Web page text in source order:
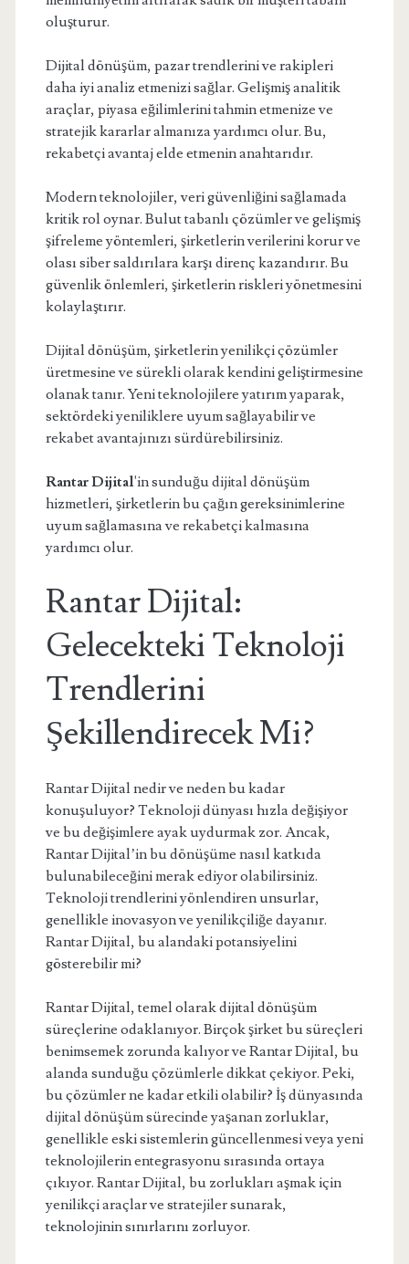
oluşturur.
Dijital dönüşüm, pazar trendlerini ve rakipleri
daha iyi analiz etmenizi sağlar. Gelişmiş analitik
araçlar, piyasa eğilimlerini tahmin etmenize ve
stratejik kararlar almanıza yardımcı olur. Bu,
rekabetçi avantaj elde etmenin anahtarıdır.
Modern teknolojiler, veri güvenliğini sağlamada
kritik rol oynar. Bulut tabanlı çözümler ve gelişmiş
şifreleme yöntemleri, şirketlerin verilerini korur ve
olası siber saldırılara karşı direnç kazandırır. Bu
güvenlik önlemleri, şirketlerin riskleri yönetmesini
kolaylaştırır.
Dijital dönüşüm, şirketlerin yenilikçi çözümler
üretmesine ve sürekli olarak kendini geliştirmesine
olanak tanır. Yeni teknolojilere yatırım yaparak,
sektördeki yeniliklere uyum sağlayabilir ve
rekabet avantajınızı sürdürebilirsiniz.
Rantar Dijital'in sunduğu dijital dönüşüm
hizmetleri, şirketlerin bu çağın gereksinimlerine
uyum sağlamasına ve rekabetçi kalmasına
yardımcı olur.
Rantar Dijital:
Gelecekteki Teknoloji
Trendlerini
Şekillendirecek Mi?
Rantar Dijital nedir ve neden bu kadar
konuşuluyor? Teknoloji dünyası hızla değişiyor
ve bu değişimlere ayak uydurmak zor. Ancak,
Rantar Dijital’in bu dönüşüme nasıl katkıda
bulunabileceğini merak ediyor olabilirsiniz.
Teknoloji trendlerini yönlendiren unsurlar,
genellikle inovasyon ve yenilikçiliğe dayanır.
Rantar Dijital, bu alandaki potansiyelini
gösterebilir mi?
Rantar Dijital, temel olarak dijital dönüşüm
süreçlerine odaklanıyor. Birçok şirket bu süreçleri
benimsemek zorunda kalıyor ve Rantar Dijital, bu
alanda sunduğu çözümlerle dikkat çekiyor. Peki,
bu çözümler ne kadar etkili olabilir? İş dünyasında
dijital dönüşüm sürecinde yaşanan zorluklar,
genellikle eski sistemlerin güncellenmesi veya yeni
teknolojilerin entegrasyonu sırasında ortaya
çıkıyor. Rantar Dijital, bu zorlukları aşmak için
yenilikçi araçlar ve stratejiler sunarak,
teknolojinin sınırlarını zorluyor.